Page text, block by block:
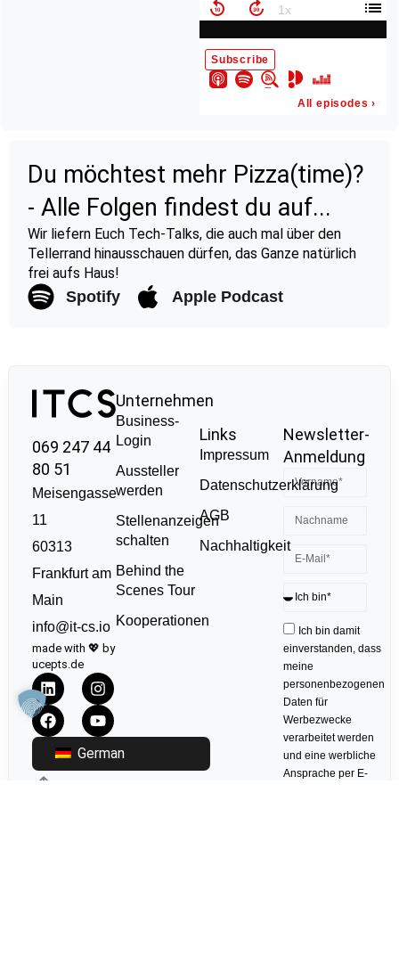
Du möchtest mehr Pizza(time)?
- Alle Folgen findest du auf...
Wir liefern Euch Tech-Talks, die auch mal über den
Tellerrand hinausschauen dürfen, das Ganze natürlich
frei aufs Haus!
Spotify Apple Podcast
069 247 44
80 51
Meisengasse
11
60313
Frankfurt am
Main
info@it-cs.io
made with 💖 by
ucepts.de
German
Unternehmen
Business-
Login
Aussteller
werden
Stellenanzeigen
schalten
Behind the
Scenes Tour
Kooperationen
Links
Impressum
Datenschutzerklärung
AGB
Nachhaltigkeit
Newsletter-
Anmeldung
Ich bin damit
einverstanden, dass
meine
personenbezogenen
Daten für
Werbezwecke
verarbeitet werden
und eine werbliche
Ansprache per E-